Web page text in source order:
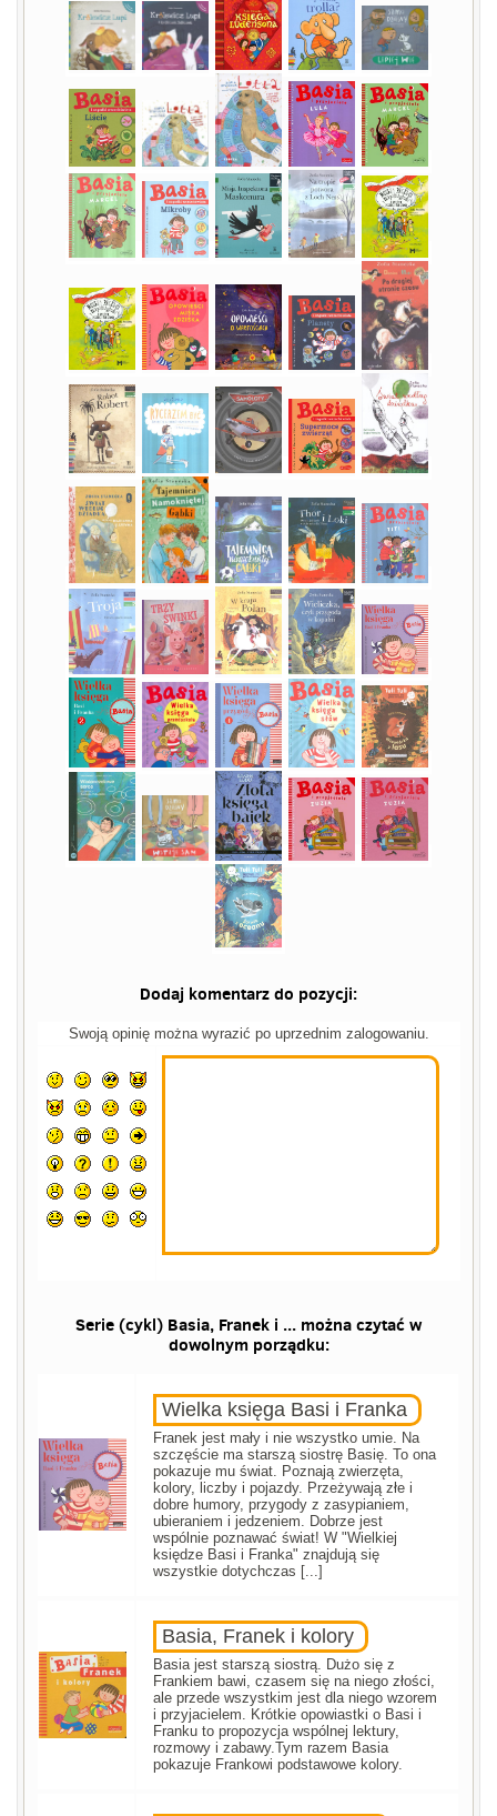
Dodaj komentarz do pozycji:
Swoją opinię można wyrazić po uprzednim zalogowaniu.
Serie (cykl) Basia, Franek i ... można czytać w
dowolnym porządku:
Wielka księga Basi i Franka
Franek jest mały i nie wszystko umie. Na
szczęście ma starszą siostrę Basię. To ona
pokazuje mu świat. Poznają zwierzęta,
kolory, liczby i pojazdy. Przeżywają złe i
dobre humory, przygody z zasypianiem,
ubieraniem i jedzeniem. Dobrze jest
wspólnie poznawać świat! W "Wielkiej
księdze Basi i Franka" znajdują się
wszystkie dotychczas [...]
Basia, Franek i kolory
Basia jest starszą siostrą. Dużo się z
Frankiem bawi, czasem się na niego złości,
ale przede wszystkim jest dla niego wzorem
i przyjacielem. Krótkie opowiastki o Basi i
Franku to propozycja wspólnej lektury,
rozmowy i zabawy.Tym razem Basia
pokazuje Frankowi podstawowe kolory.